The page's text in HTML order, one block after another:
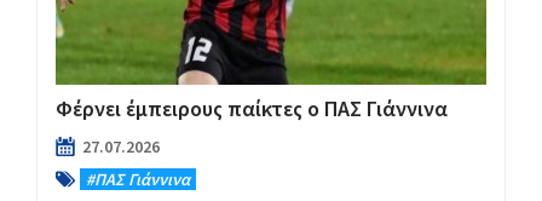
Φέρνει έμπειρους παίκτες ο ΠΑΣ Γιάννινα
27.07.2026
#ΠΑΣ Γιάννινα